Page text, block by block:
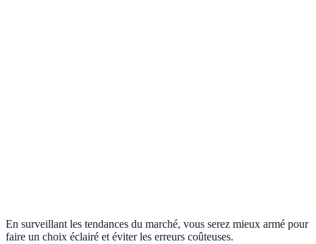
En surveillant les tendances du marché, vous serez mieux armé pour
faire un choix éclairé et éviter les erreurs coûteuses.